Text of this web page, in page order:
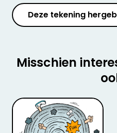
Deze tekening
Misschien